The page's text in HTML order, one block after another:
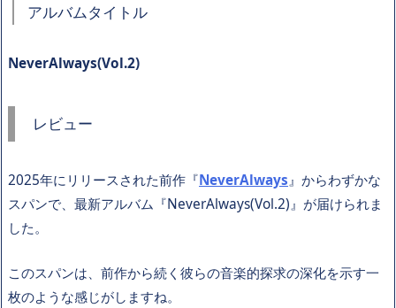
アルバムタイトル
NeverAlways(Vol.2)
レビュー
2025年にリリースされた前作『NeverAlways』からわずかな
スパンで、最新アルバム『NeverAlways(Vol.2)』が届けられま
した。
このスパンは、前作から続く彼らの音楽的探求の深化を示す一
枚のような感じがしますね。